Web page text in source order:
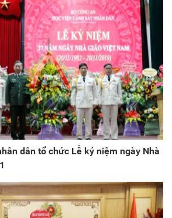
dân tổ chức Lễ kỷ niệm ngày Nhà